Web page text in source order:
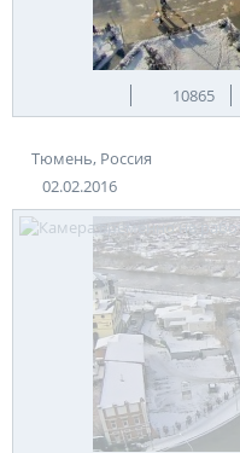
10865
Тюмень, Россия
02.02.2016